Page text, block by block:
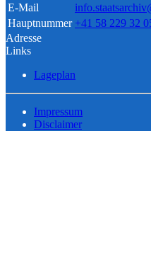
E-Mail
Hauptnummer +41 58 229 32
Adresse
Links
Lageplan
Impressum
Disclaimer